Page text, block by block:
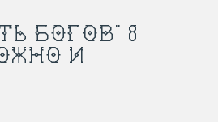
БОГОВ" 8
И